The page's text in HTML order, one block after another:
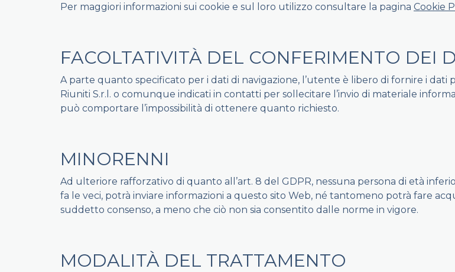
Per maggiori informazioni sui cookie e sul loro utilizzo consultare la pagina Cookie
FACOLTATIVITÀ DEL CONFERIMENTO DEI
A parte quanto specificato per i dati di navigazione, l’utente è libero di fornire i dati
Riuniti S.r.l. o comunque indicati in contatti per sollecitare l’invio di materiale
può comportare l’impossibilità di ottenere quanto richiesto.
MINORENNI
Ad ulteriore rafforzativo di quanto all’art. 8 del GDPR, nessuna persona di età
fa le veci, potrà inviare informazioni a questo sito Web, né tantomeno potrà fare
suddetto consenso, a meno che ciò non sia consentito dalle norme in vigore.
MODALITÀ DEL TRATTAMENTO